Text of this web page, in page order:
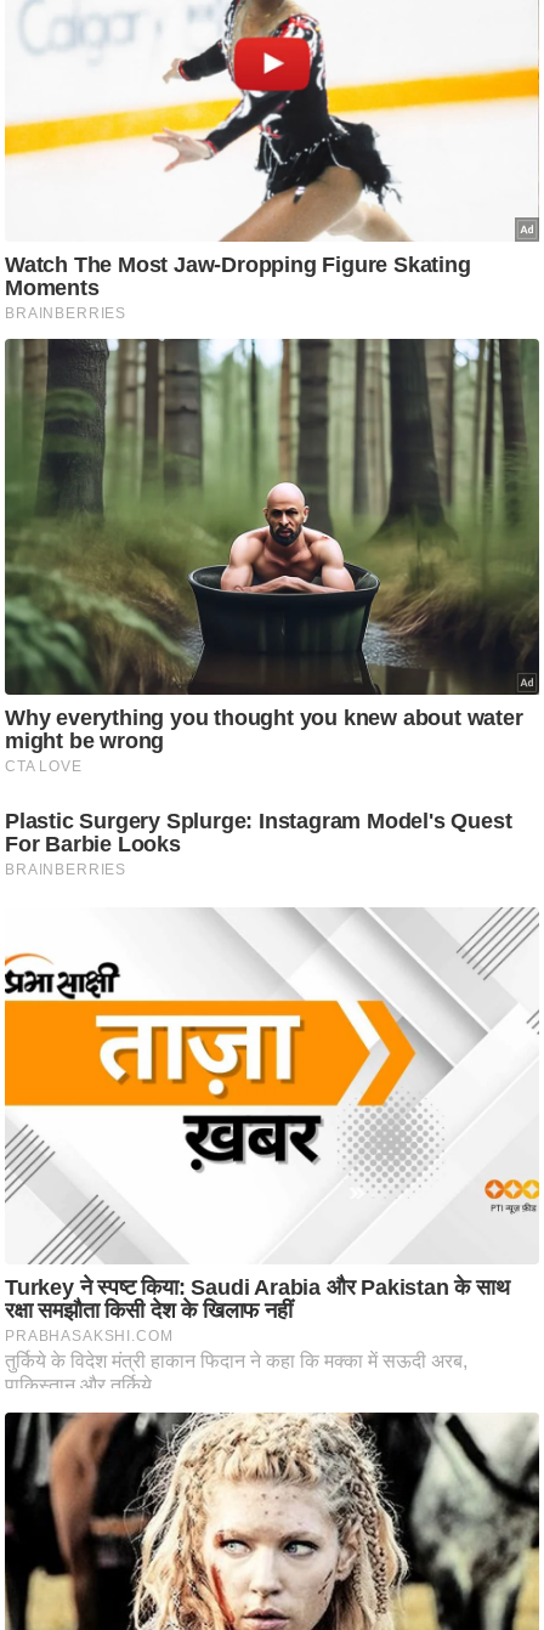
g
N
स्टा
इ
ल
टे
क्नॉ
लॉ
जी
ब्यू
टी
/
फै
श
न
घ
रे
लू
स्खे
प
न
स्थ
ने
स
मं
रि
ले
श
न
शि
प
रा
ज
वि
श्ले